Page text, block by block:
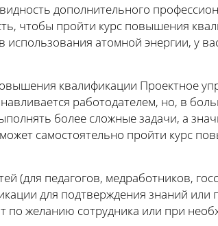
дополнительного
чтобы пройти курс повышения
использования атомной энергии, у
квалификации Проектное
работодателем, но, в
более сложные задачи, а
самостоятельно пройти курс
(для педагогов, медработников,
для подтверждения знаний
по желанию сотрудника или при